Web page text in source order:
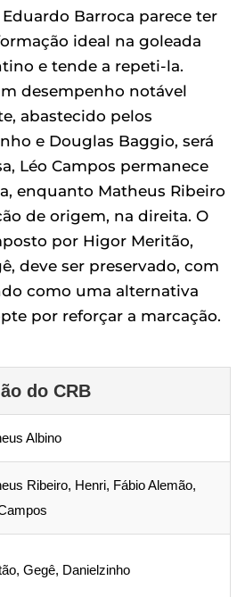
Eduardo Barroca parece ter
ideal na goleada
e tende a repeti-la.
desempenho notável
abastecido pelos
e Douglas Baggio, será
Léo Campos permanece
enquanto Matheus Ribeiro
de origem, na direita. O
por Higor Meritão,
deve ser preservado, com
como uma alternativa
por reforçar a marcação.
do CRB
Albino
Ribeiro, Henri, Fábio Alemão,
Gegê, Danielzinho